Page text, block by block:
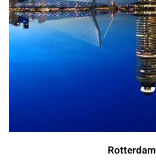
Rotterdam